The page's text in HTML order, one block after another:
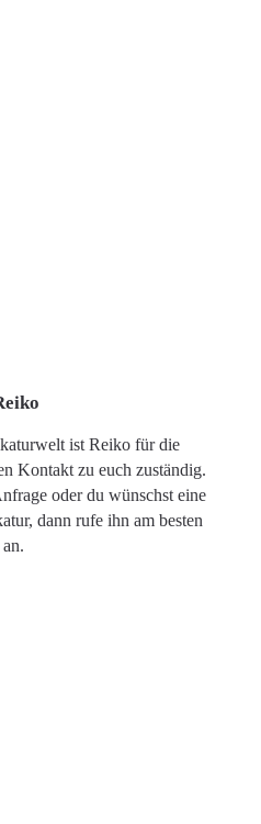
ist Reiko für die
Kontakt zu euch zuständig.
oder du wünschst eine
dann rufe ihn am besten
an.